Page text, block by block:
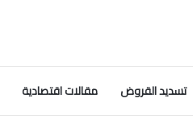
تسديد القروض مقالات اقتصادية